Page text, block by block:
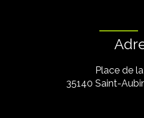
Place de
35140 Saint-